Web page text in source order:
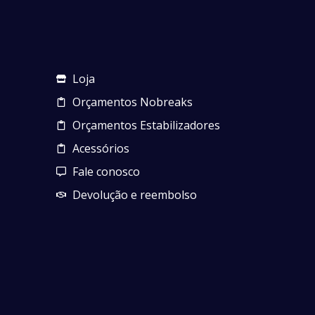
Loja
Orçamentos Nobreaks
Orçamentos Estabilizadores
Acessórios
Fale conosco
Devolução e reembolso